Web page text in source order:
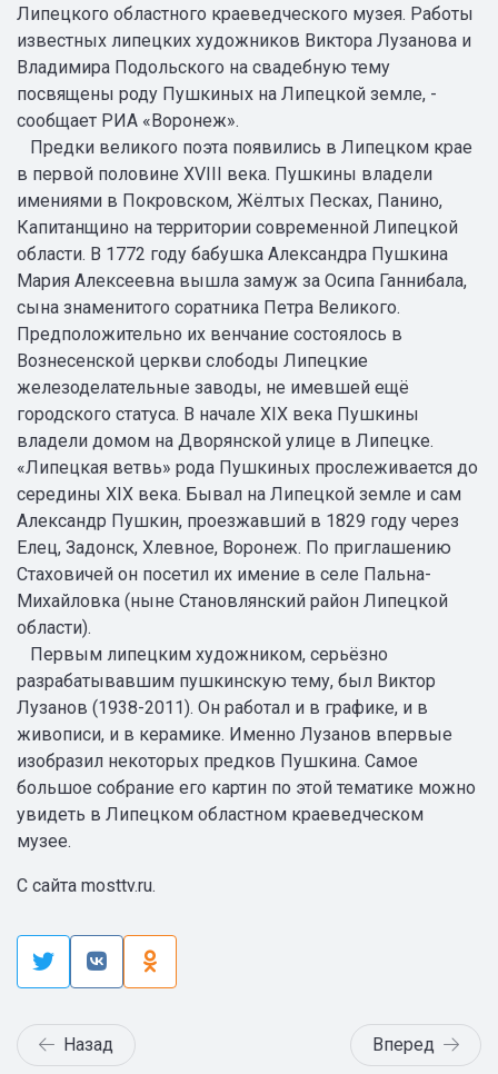
Липецкого областного краеведческого музея. Работы
известных липецких художников Виктора Лузанова и
Владимира Подольского на свадебную тему
посвящены роду Пушкиных на Липецкой земле, -
сообщает РИА «Воронеж».
Предки великого поэта появились в Липецком крае
в первой половине XVIII века. Пушкины владели
имениями в Покровском, Жёлтых Песках, Панино,
Капитанщино на территории современной Липецкой
области. В 1772 году бабушка Александра Пушкина
Мария Алексеевна вышла замуж за Осипа Ганнибала,
сына знаменитого соратника Петра Великого.
Предположительно их венчание состоялось в
Вознесенской церкви слободы Липецкие
железоделательные заводы, не имевшей ещё
городского статуса. В начале XIX века Пушкины
владели домом на Дворянской улице в Липецке.
«Липецкая ветвь» рода Пушкиных прослеживается до
середины XIX века. Бывал на Липецкой земле и сам
Александр Пушкин, проезжавший в 1829 году через
Елец, Задонск, Хлевное, Воронеж. По приглашению
Стаховичей он посетил их имение в селе Пальна-
Михайловка (ныне Становлянский район Липецкой
области).
Первым липецким художником, серьёзно
разрабатывавшим пушкинскую тему, был Виктор
Лузанов (1938-2011). Он работал и в графике, и в
живописи, и в керамике. Именно Лузанов впервые
изобразил некоторых предков Пушкина. Самое
большое собрание его картин по этой тематике можно
увидеть в Липецком областном краеведческом
музее.
С сайта mosttv.ru.
Назад Вперед